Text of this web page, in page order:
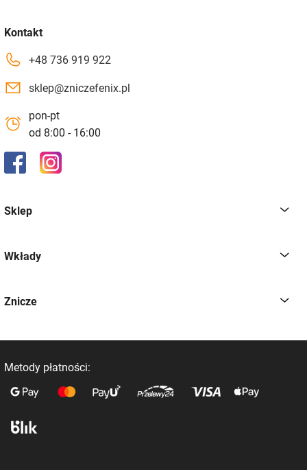
Kontakt
+48 736 919 922
sklep@zniczefenix.pl
pon-pt
od 8:00 - 16:00
Sklep
Wkłady
Znicze
Metody płatności: